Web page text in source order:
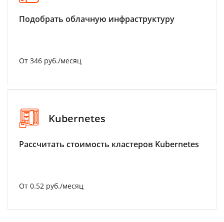
Подобрать облачную инфраструктуру
От 346 руб./месяц
Kubernetes
Рассчитать стоимость кластеров Kubernetes
От 0.52 руб./месяц